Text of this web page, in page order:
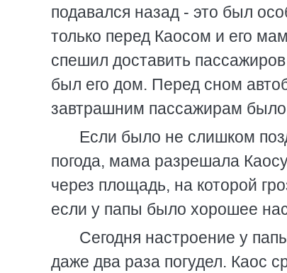
подавался назад - это был
только перед Каосом и его
спешил доставить
был его дом. Перед сном
завтрашним пассажирам было
Если было не слишком
погода, мама разрешала
через площадь, на которой
если у папы было хорошее
Сегодня настроение у
даже два раза погудел. Каос